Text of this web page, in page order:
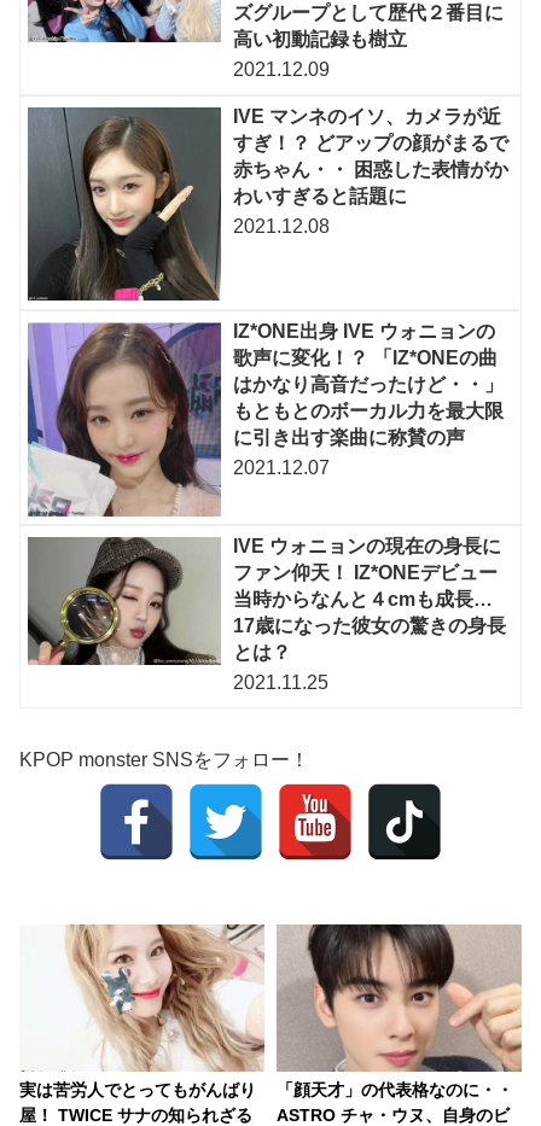
ズグループとして歴代２番目に
高い初動記録も樹立
2021.12.09
IVE マンネのイソ、カメラが近
すぎ！？ どアップの顔がまるで
赤ちゃん・・ 困惑した表情がか
わいすぎると話題に
2021.12.08
IZ*ONE出身 IVE ウォニョンの
歌声に変化！？ 「IZ*ONEの曲
はかなり高音だったけど・・」
もともとのボーカル力を最大限
に引き出す楽曲に称賛の声
2021.12.07
IVE ウォニョンの現在の身長に
ファン仰天！ IZ*ONEデビュー
当時からなんと４cmも成長…
17歳になった彼女の驚きの身長
とは？
2021.11.25
KPOP monster SNSをフォロー！
実は苦労人でとってもがんばり
屋！ TWICE サナの知られざる
「顔天才」の代表格なのに・・
ASTRO チャ・ウヌ、自身のビ